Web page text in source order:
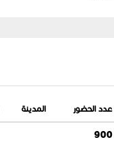
عدد الحضور المدينة
900